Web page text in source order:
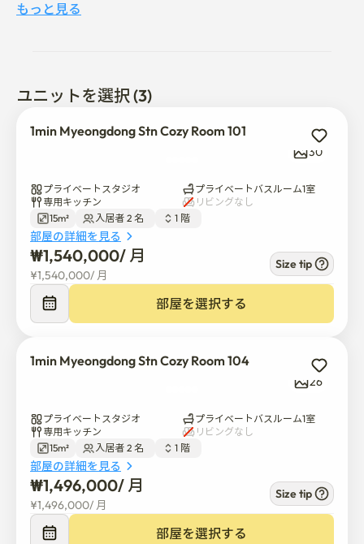
に安定した快適な環境を提供します。
スできます。
ビジネスハブ:市役所、鍾路、乙支路のビジネスエリアに
簡単に移動できます。
ソウルでの生活:明洞が提供する最高のレストランとショ
🏠長期滞在専門
静音性と静音性: 買い物の騒音から離れており、休憩と集
中に最適です。
特別割引: 30泊以上の宿泊には10%の割引があります。
プロフェッショナル管理: 安定した日常生活のために14泊
以上の宿泊客向けに設計されています。
宿泊サービスではなく賃貸事業として運営されていま
応じてレンタル会社にお繋ぎいたします。
🌿 서울 도심 속 고요한 안식처, 명동 홈즈 (Myeongdong
Homes)
명동의 활기찬 중심부에서 단 1분, 하지만 소음에서는 멀어진 고요
もっと見る
ユニットを選択 (3)
1min Myeongdong Stn Cozy Room 101
30
プライベートスタジオ
プライベートバスルーム1室
専用キッチン
リビングなし
15m²
入居者 2 名 1 階
部屋の詳細を見る
₩1,540,000/ 月
¥1,540,000/ 月
Size tip
部屋を選択する
1min Myeongdong Stn Cozy Room 104
26
プライベートスタジオ
プライベートバスルーム1室
専用キッチン
リビングなし
15m²
入居者 2 名 1 階
部屋の詳細を見る
₩1,496,000/ 月
¥1,496,000/ 月
Size tip
部屋を選択する